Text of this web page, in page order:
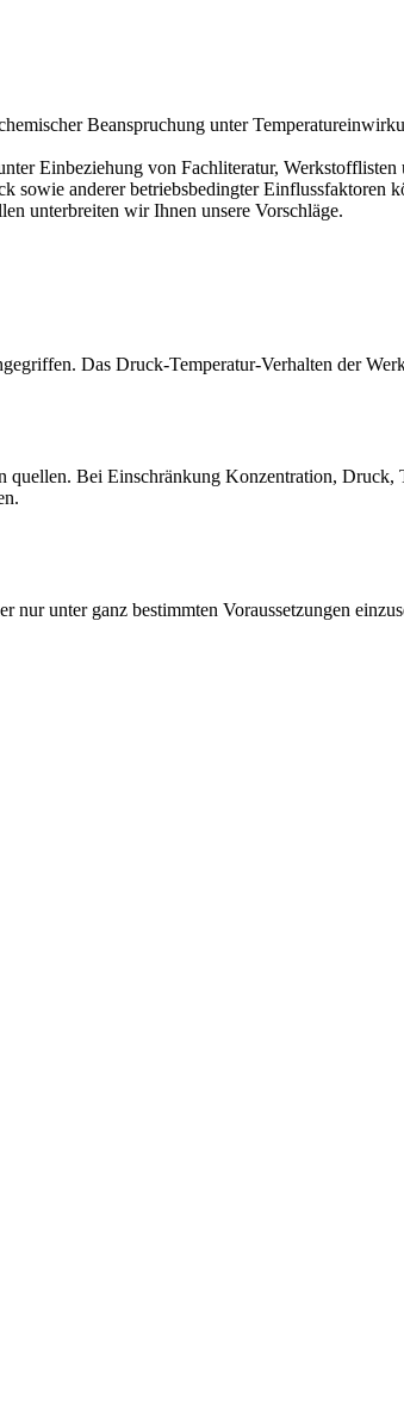
Beanspruchung unter
Einbeziehung von Fachliteratur,
sowie anderer betriebsbedingter
unterbreiten wir Ihnen unsere Vorschläge.
Das Druck-Temperatur-Verhalten der
Bei Einschränkung Konzentration, Druck,
unter ganz bestimmten Voraussetzungen